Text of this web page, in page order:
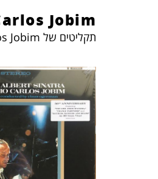
Jobim
תקליטים של Antonio Carlos Jobim